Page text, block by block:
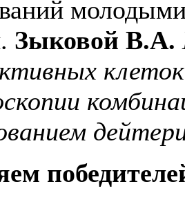
Зыковой В.А.